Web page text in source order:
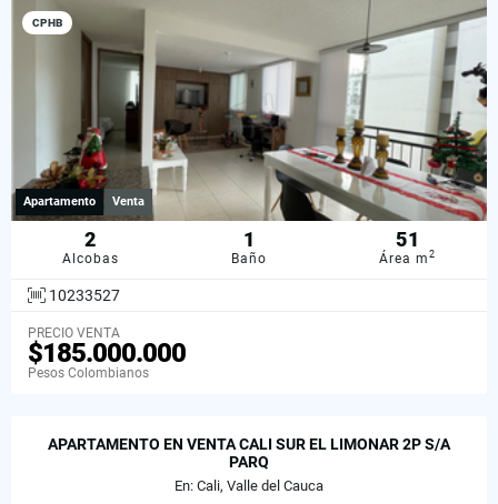
CPHB
Apartamento Venta
2
Alcobas
1
Baño
51
Área m2
10233527
PRECIO VENTA
$185.000.000
Pesos Colombianos
APARTAMENTO EN VENTA CALI SUR EL LIMONAR 2P S/A
PARQ
En: Cali, Valle del Cauca